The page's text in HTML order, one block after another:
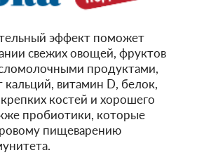
эффект поможет
свежих овощей, фруктов
продуктами,
витамин D, белок,
костей и хорошего
пробиотики, которые
пищеварению